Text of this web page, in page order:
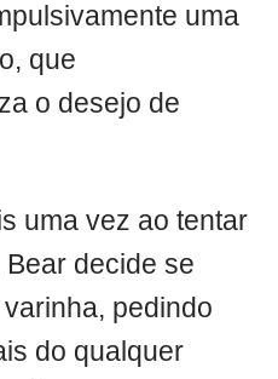
uma
que
o desejo de
uma vez ao tentar
decide se
pedindo
do qualquer